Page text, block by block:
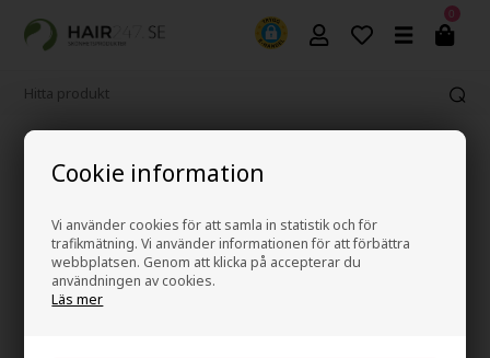
Cookie information
Vi använder cookies för att samla in statistik och för
trafikmätning. Vi använder informationen för att förbättra
webbplatsen. Genom att klicka på accepterar du
användningen av cookies.
Läs mer
0